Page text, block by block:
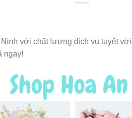
với chất lượng dịch vụ tuyệt
ngay!